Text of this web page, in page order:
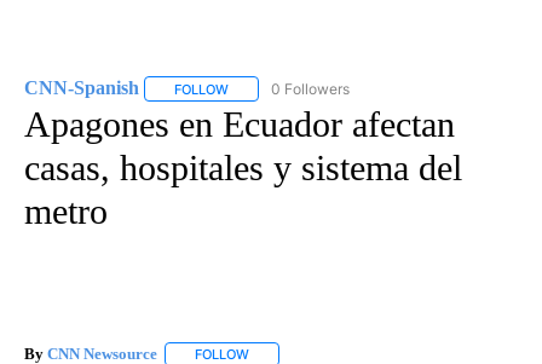
CNN-Spanish FOLLOW FOLLOW "CNN-SPANISH" TO RECEIVE
0 Followers
Apagones en Ecuador afectan
casas, hospitales y sistema del
metro
By CNN Newsource FOLLOW